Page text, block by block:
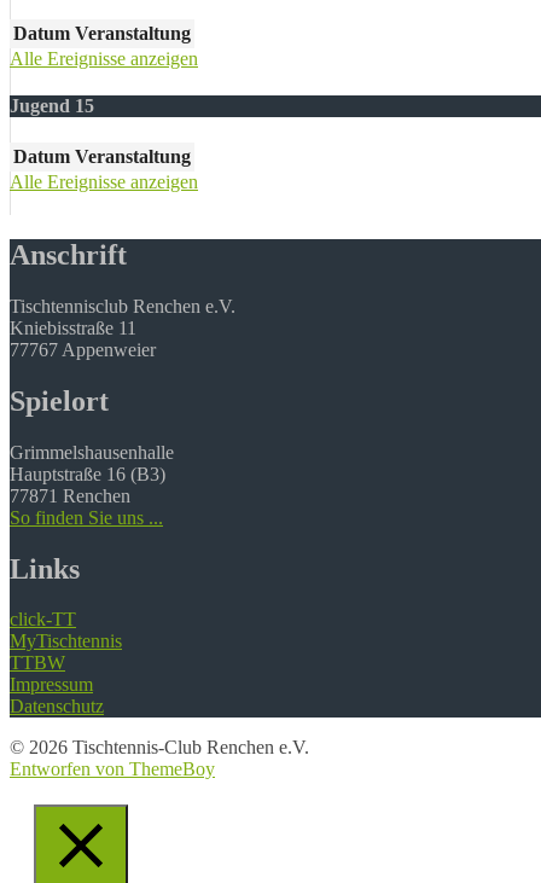
Datum Veranstaltung
Alle Ereignisse anzeigen
Jugend 15
Datum Veranstaltung
Alle Ereignisse anzeigen
Anschrift
Tischtennisclub Renchen e.V.
Kniebisstraße 11
77767 Appenweier
Spielort
Grimmelshausenhalle
Hauptstraße 16 (B3)
77871 Renchen
So finden Sie uns ...
Links
click-TT
MyTischtennis
TTBW
Impressum
Datenschutz
© 2026 Tischtennis-Club Renchen e.V.
Entworfen von ThemeBoy